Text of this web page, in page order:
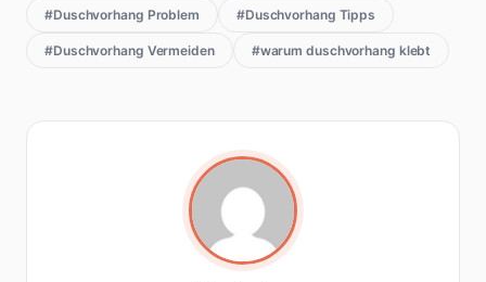
#Duschvorhang Problem #Duschvorhang Tipps
#Duschvorhang Vermeiden #warum duschvorhang klebt